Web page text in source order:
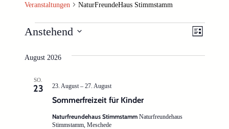
Veranstaltungen NaturFreundeHaus Stimmstamm
Veranstaltungen Liste
Anstehend
wählen.
August 2026
SO.
23
Sommerfreizeit für Kinder
23. August– 27. August
Naturfreundehaus Stimmstamm Naturfreundehaus
Stimmstamm, Meschede